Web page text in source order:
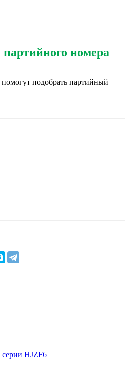
партийного номера
подобрать партийный
серии HJZF6